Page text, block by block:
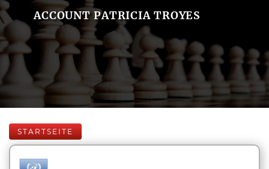
ACCOUNT PATRICIA TROYES
STARTSEITE